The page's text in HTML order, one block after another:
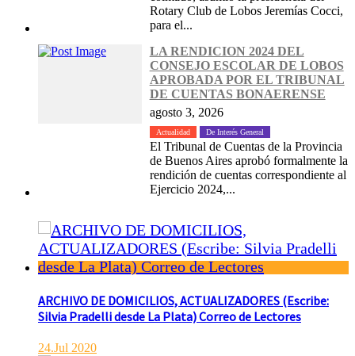
Rotary Club de Lobos Jeremías Cocci,
para el...
LA RENDICION 2024 DEL
CONSEJO ESCOLAR DE LOBOS
APROBADA POR EL TRIBUNAL
DE CUENTAS BONAERENSE
agosto 3, 2026
Actualidad De Interés General
El Tribunal de Cuentas de la Provincia
de Buenos Aires aprobó formalmente la
rendición de cuentas correspondiente al
Ejercicio 2024,...
ARCHIVO DE DOMICILIOS, ACTUALIZADORES (Escribe:
Silvia Pradelli desde La Plata) Correo de Lectores
24.Jul 2020